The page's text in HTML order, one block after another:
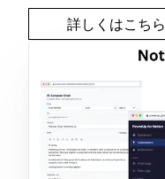
詳しくはこちら